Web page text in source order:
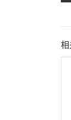
相